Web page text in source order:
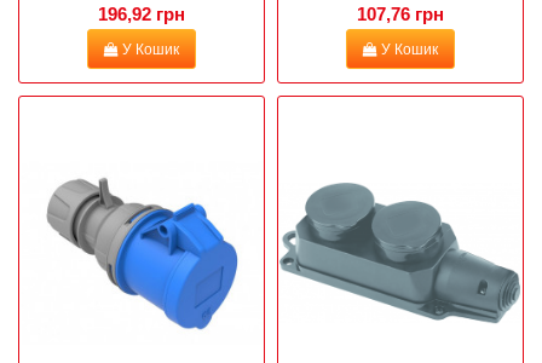
196,92 грн
У Кошик
107,76 грн
У Кошик